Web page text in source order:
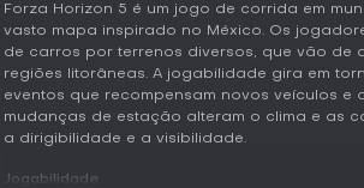
Forza Horizon 5 é um jogo de corrida em
vasto mapa inspirado no México. Os
de carros por terrenos diversos, que vão de
regiões litorâneas. A jogabilidade gira em
eventos que recompensam novos veículos e
mudanças de estação alteram o clima e as
a dirigibilidade e a visibilidade.
Jogabilidade